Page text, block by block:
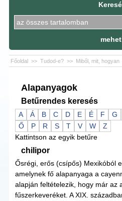
Főoldal >> Tudod-e? >> Miből, mit, hogyan
Alapanyagok
Betűrendes keresés
A Á B C D E É F G
Ő
P R S T V W
Z
Kattintson az egyik betűre
chilipor
Ősrégi, erős (csípős) Mexikóból
amelynek fő alapanyaga a
alapján feltételezik, hogy már az
fűszerkeveréket. A XIX.